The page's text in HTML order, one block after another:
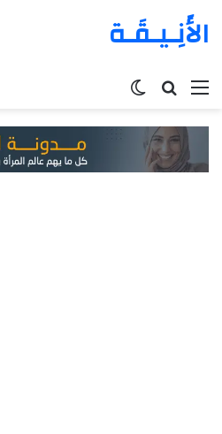
الأَنِـيـقَـة
القائمة بحث